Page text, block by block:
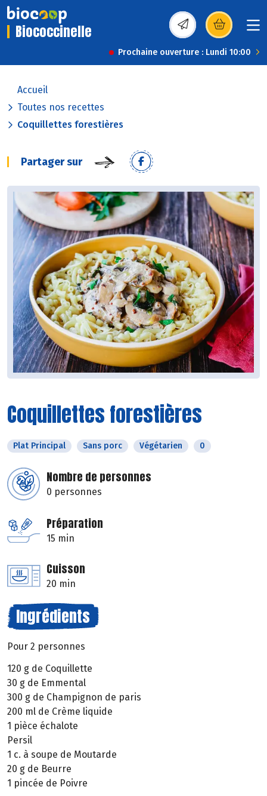
Biococcinelle (s’ouvre dans une
Prochaine ouverture : Lundi 10:00
Accueil
Toutes nos recettes
Coquillettes forestières
Partager sur
Coquillettes forestières
Plat Principal Sans porc Végétarien 0
Nombre de personnes
0 personnes
Préparation
15 min
Cuisson
20 min
Ingrédients
Pour 2 personnes
120 g de Coquillette
30 g de Emmental
300 g de Champignon de paris
200 ml de Crème liquide
1 pièce échalote
Persil
1 c. à soupe de Moutarde
20 g de Beurre
1 pincée de Poivre